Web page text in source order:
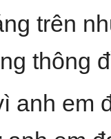
trên
thông
anh em